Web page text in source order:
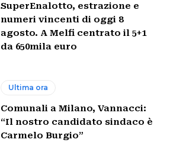
SuperEnalotto, estrazione e
numeri vincenti di oggi 8
agosto. A Melfi centrato il 5+1
da 650mila euro
Ultima ora
Comunali a Milano, Vannacci:
“Il nostro candidato sindaco è
Carmelo Burgio”